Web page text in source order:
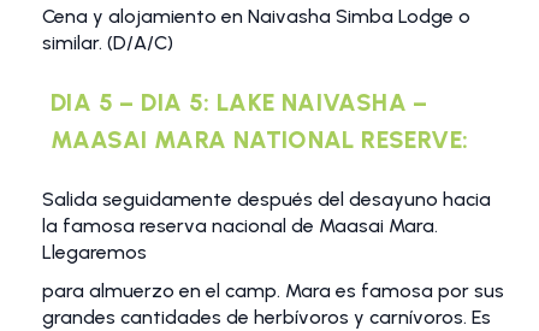
Cena y alojamiento en Naivasha Simba Lodge o
similar. (D/A/C)
DIA 5 – DIA 5: LAKE NAIVASHA –
MAASAI MARA NATIONAL RESERVE:
Salida seguidamente después del desayuno hacia
la famosa reserva nacional de Maasai Mara.
Llegaremos
para almuerzo en el camp. Mara es famosa por sus
grandes cantidades de herbívoros y carnívoros. Es